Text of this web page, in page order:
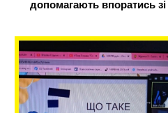
допомагають впоратись